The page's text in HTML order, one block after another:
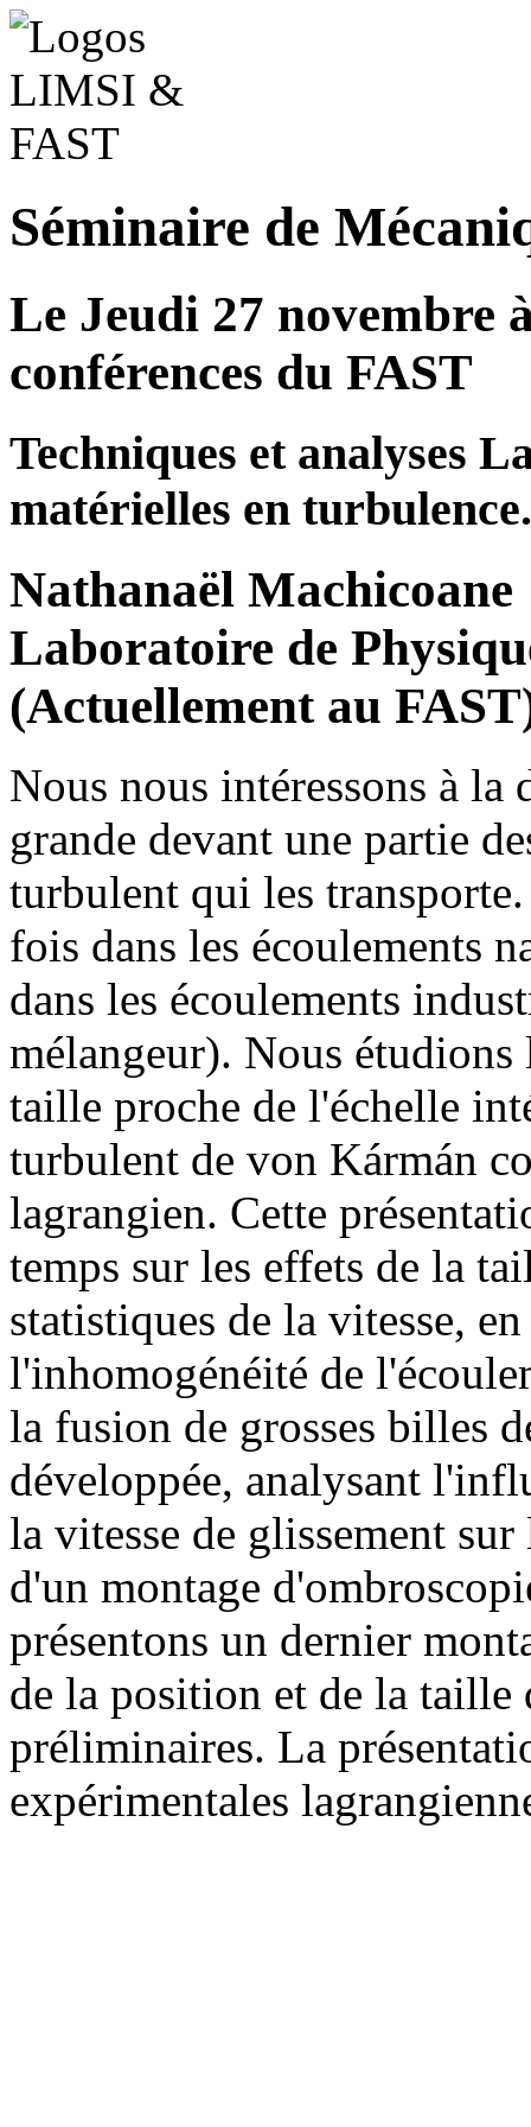
Séminaire de
Le Jeudi 27 novembre
conférences du FAST
Techniques et analyses
matérielles en turbulence.
Nathanaël Machicoane
Laboratoire de
(Actuellement au
Nous nous intéressons à
grande devant une partie
turbulent qui les
fois dans les écoulements
dans les écoulements
mélangeur). Nous
taille proche de l'échelle
turbulent de von Kármán
lagrangien. Cette
temps sur les effets de la
statistiques de la vitesse,
l'inhomogénéité de
la fusion de grosses billes
développée, analysant
la vitesse de glissement
d'un montage
présentons un dernier
de la position et de la taille
préliminaires. La
expérimentales